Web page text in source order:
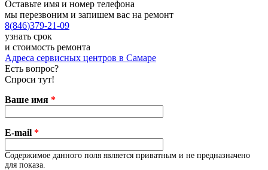
Оставьте имя и номер телефона
мы перезвоним и запишем вас на ремонт
8(846)379-21-09
узнать срок
и стоимость ремонта
Адреса сервисных центров в Самаре
Есть вопрос?
Спроси тут!
Ваше имя *
E-mail *
Содержимое данного поля является приватным и не предназначено
для показа.